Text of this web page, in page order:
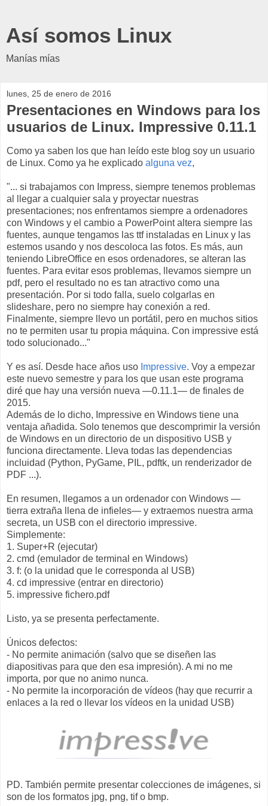
Así somos Linux
Manías mías
lunes, 25 de enero de 2016
Presentaciones en Windows para los
usuarios de Linux. Impressive 0.11.1
Como ya saben los que han leído este blog soy un usuario
de Linux. Como ya he explicado alguna vez,
"... si trabajamos con Impress, siempre tenemos problemas
al llegar a cualquier sala y proyectar nuestras
presentaciones; nos enfrentamos siempre a ordenadores
con Windows y el cambio a PowerPoint altera siempre las
fuentes, aunque tengamos las ttf instaladas en Linux y las
estemos usando y nos descoloca las fotos. Es más, aun
teniendo LibreOffice en esos ordenadores, se alteran las
fuentes. Para evitar esos problemas, llevamos siempre un
pdf, pero el resultado no es tan atractivo como una
presentación. Por si todo falla, suelo colgarlas en
slideshare, pero no siempre hay conexión a red.
Finalmente, siempre llevo un portátil, pero en muchos sitios
no te permiten usar tu propia máquina. Con impressive está
todo solucionado..."
Y es así. Desde hace años uso Impressive. Voy a empezar
este nuevo semestre y para los que usan este programa
diré que hay una versión nueva —0.11.1— de finales de
2015.
Además de lo dicho, Impressive en Windows tiene una
ventaja añadida. Solo tenemos que descomprimir la versión
de Windows en un directorio de un dispositivo USB y
funciona directamente. Lleva todas las dependencias
incluidad (Python, PyGame, PIL, pdftk, un renderizador de
PDF ...).
En resumen, llegamos a un ordenador con Windows —
tierra extraña llena de infieles— y extraemos nuestra arma
secreta, un USB con el directorio impressive.
Simplemente:
1. Super+R (ejecutar)
2. cmd (emulador de terminal en Windows)
3. f: (o la unidad que le corresponda al USB)
4. cd impressive (entrar en directorio)
5. impressive fichero.pdf
Listo, ya se presenta perfectamente.
Únicos defectos:
- No permite animación (salvo que se diseñen las
diapositivas para que den esa impresión). A mi no me
importa, por que no animo nunca.
- No permite la incorporación de vídeos (hay que recurrir a
enlaces a la red o llevar los vídeos en la unidad USB)
PD. También permite presentar colecciones de imágenes, si
son de los formatos jpg, png, tif o bmp.